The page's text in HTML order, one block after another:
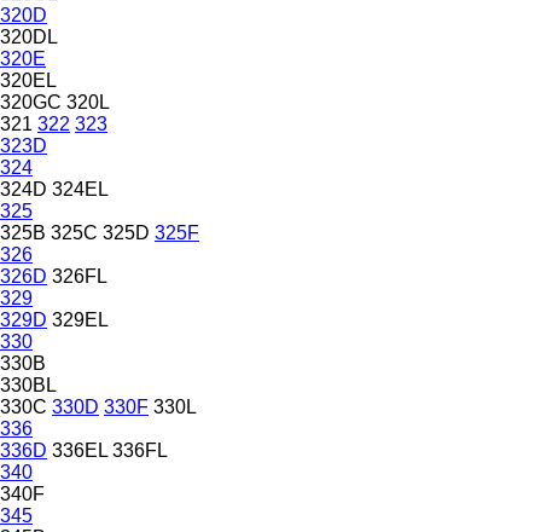
320D
320DL
320E
320EL
320GC 320L
321 322 323
323D
324
324D 324EL
325
325B 325C 325D 325F
326
326D 326FL
329
329D 329EL
330
330B
330BL
330C 330D 330F 330L
336
336D 336EL 336FL
340
340F
345